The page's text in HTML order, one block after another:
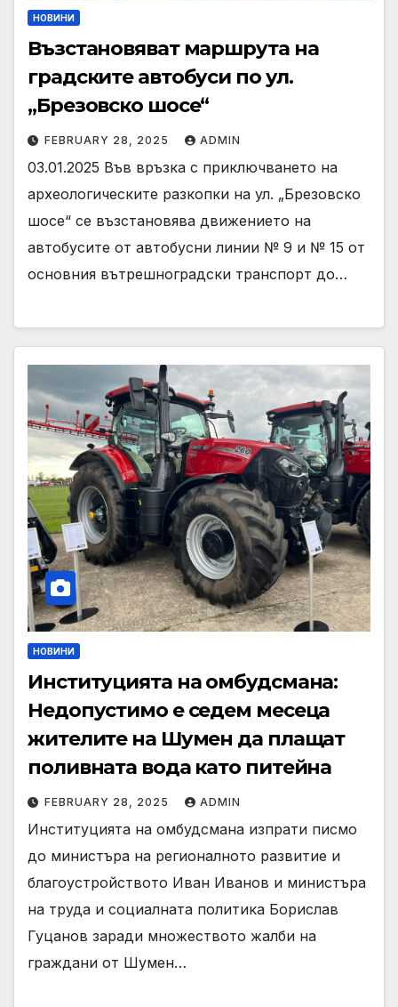
НОВИНИ
Възстановяват маршрута на
градските автобуси по ул.
„Брезовско шосе“
FEBRUARY 28, 2025 ADMIN
03.01.2025 Във връзка с приключването на
археологическите разкопки на ул. „Брезовско
шосе“ се възстановява движението на
автобусите от автобусни линии № 9 и № 15 от
основния вътрешноградски транспорт до…
НОВИНИ
Институцията на омбудсмана:
Недопустимо е седем месеца
жителите на Шумен да плащат
поливната вода като питейна
FEBRUARY 28, 2025 ADMIN
Институцията на омбудсмана изпрати писмо
до министъра на регионалното развитие и
благоустройството Иван Иванов и министъра
на труда и социалната политика Борислав
Гуцанов заради множеството жалби на
граждани от Шумен…